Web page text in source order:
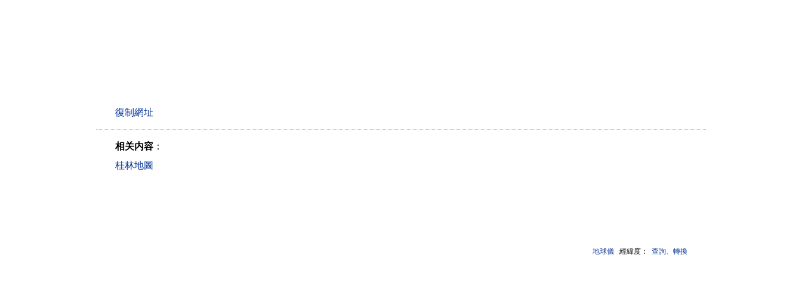
地球儀 經緯度： 查詢、轉換
相关内容 ：
桂林地圖